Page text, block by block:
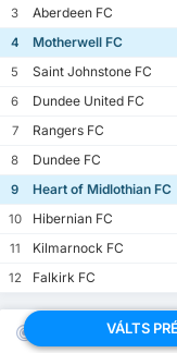
3
Aberdeen FC
4
Motherwell FC
5
Saint Johnstone FC
6
Dundee United FC
7
Rangers FC
8
Dundee FC
9
Heart of Midlothian FC
10
Hibernian FC
11
Kilmarnock FC
12
Falkirk FC
EsélyekVÁLTS